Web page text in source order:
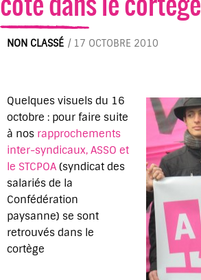
NON CLASSÉ / 17 OCTOBRE 2010
Quelques visuels du 16
octobre : pour faire suite
à nos rapprochements
inter-syndicaux, ASSO et
le STCPOA (syndicat des
salariés de la
Confédération
paysanne) se sont
retrouvés dans le
cortège